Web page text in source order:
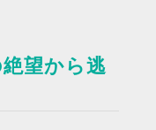
望から逃